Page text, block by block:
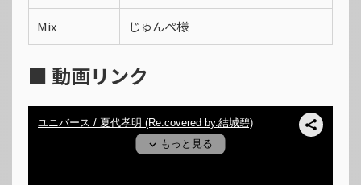
Mix じゅんぺ様
■ 動画リンク